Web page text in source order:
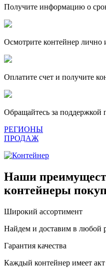
Получите информацию о
Осмотрите контейнер лично
Оплатите счет и получите
Обращайтесь за поддержкой
РЕГИОНЫ
ПРОДАЖ
Наши
контейнеры
Широкий ассортимент
Найдем и доставим в любой
Гарантия качества
Каждый контейнер имеет акт